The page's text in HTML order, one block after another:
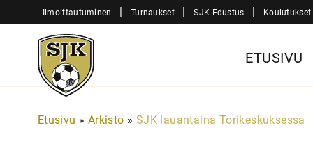
sisältöön
Ilmoittautuminen | Turnaukset | SJK-Edustus | Koulutukset
Sjk-
Juniorit
ETUSIVU
Etusivu » Arkisto » SJK lauantaina Torikeskuksessa